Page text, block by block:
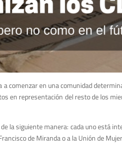
a comenzar en una comunidad
en representación del resto de los
la siguiente manera: cada uno está
de Miranda o a la Unión de